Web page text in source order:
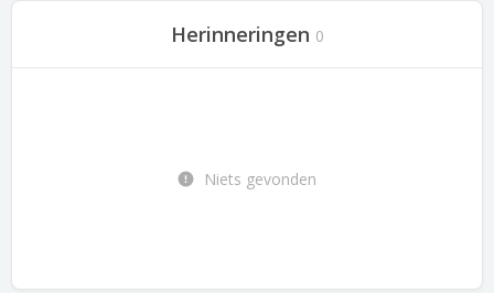
Herinneringen 0
Niets gevonden